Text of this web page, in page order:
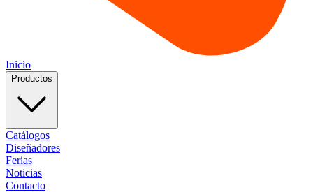
Inicio
Productos
Catálogos
Diseñadores
Ferias
Noticias
Contacto